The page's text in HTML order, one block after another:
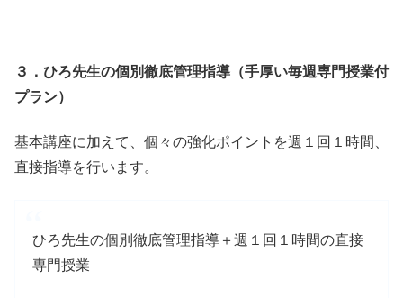
３． ひろ先生の個別徹底管理指導（手厚い毎週専門授業付
プラン）
基本講座に加えて、個々の強化ポイントを週１回１時間、
直接指導を行います。
ひろ先生の個別徹底管理指導＋週１回１時間の直接
専門授業